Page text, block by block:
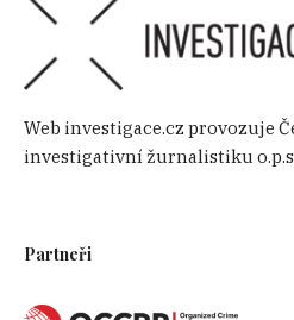
Web investigace.cz provozuje
investigativní žurnalistiku
Partneři